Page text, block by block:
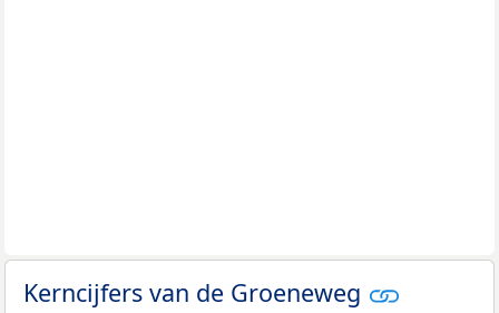
Kerncijfers van de Groeneweg